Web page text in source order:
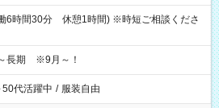
6時間30分 休憩1時間) ※時短ご相談くださ
長期 ※9月～！
代活躍中 / 服装自由